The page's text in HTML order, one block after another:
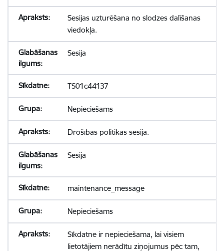
Sesijas uzturēšana no slodzes dalīšanas
viedokļa.
Sesija
TS01c44137
Nepieciešams
Drošības politikas sesija.
Sesija
maintenance_message
Nepieciešams
Sīkdatne ir nepieciešama, lai visiem
lietotājiem nerādītu ziņojumus pēc tam,